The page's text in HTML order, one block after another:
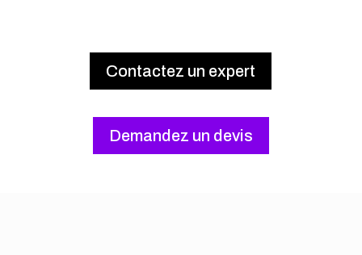
Contactez un expert
Demandez un devis